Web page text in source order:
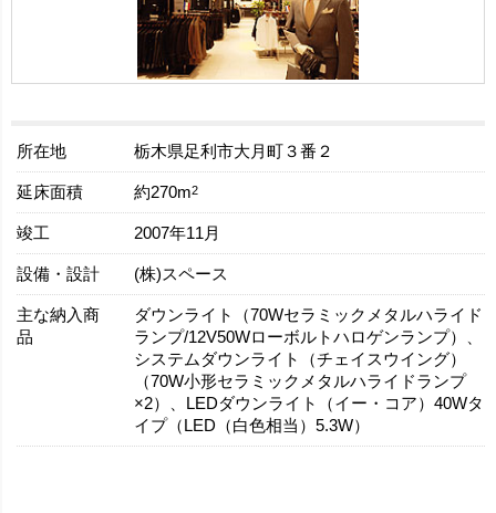
所在地 栃木県足利市大月町３番２
延床面積 約270m2
竣工 2007年11月
設備・設計 (株)スペース
主な納入商
品
ダウンライト（70Wセラミックメタルハライド
ランプ/12V50Wローボルトハロゲンランプ）、
システムダウンライト（チェイスウイング）
（70W小形セラミックメタルハライドランプ
×2）、LEDダウンライト（イー・コア）40Wタ
イプ（LED（白色相当）5.3W）